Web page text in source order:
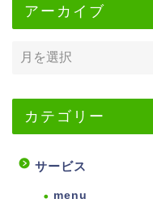
アーカイブ
カテゴリー
サービス
menu